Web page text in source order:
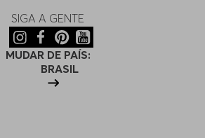
SIGA A GENTE
MUDAR DE PAÍS:
BRASIL